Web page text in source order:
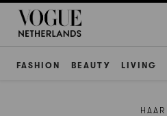
FASHION BEAUTY LIVING
HAAR